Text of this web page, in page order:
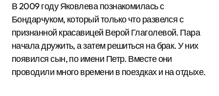
В 2009 году Яковлева познакомилась с
Бондарчуком, который только что развелся с
признанной красавицей Верой Глаголевой. Пара
начала дружить, а затем решиться на брак. У них
появился сын, по имени Петр. Вместе они
проводили много времени в поездках и на отдыхе.